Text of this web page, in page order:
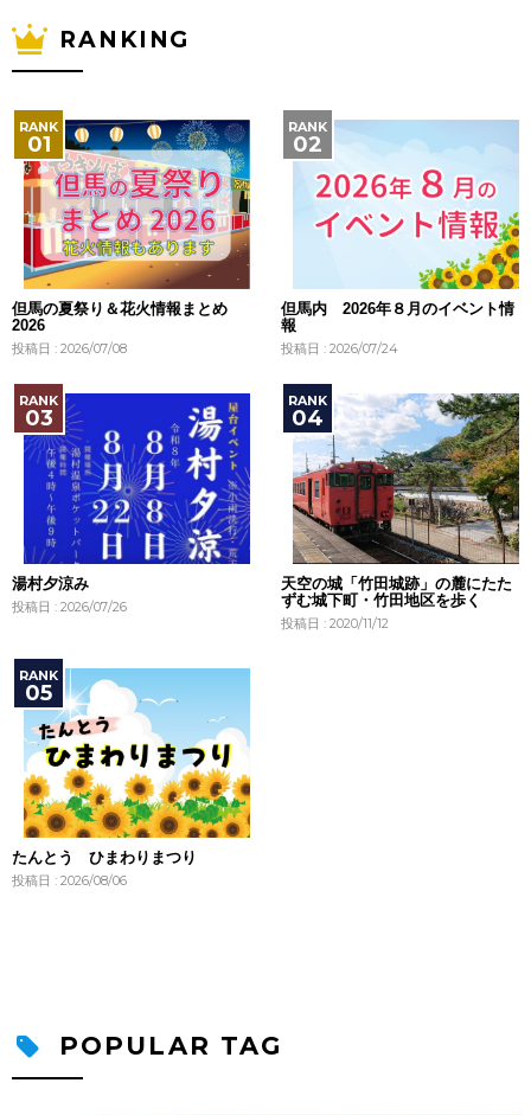
RANKING
但馬の夏祭り＆花火情報まとめ
2026
投稿日 : 2026/07/08
但馬内 2026年８月のイベント情
報
投稿日 : 2026/07/24
湯村夕涼み
投稿日 : 2026/07/26
天空の城「竹田城跡」の麓にたた
ずむ城下町・竹田地区を歩く
投稿日 : 2020/11/12
たんとう ひまわりまつり
投稿日 : 2026/08/06
POPULAR TAG